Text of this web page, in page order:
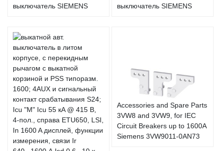
выключатель SIEMENS
выключатель SIEMENS
Accessories and Spare Parts
3VW8 and 3VW9, for IEC
Circuit Breakers up to 1600A
Siemens 3VW9011-0AN73